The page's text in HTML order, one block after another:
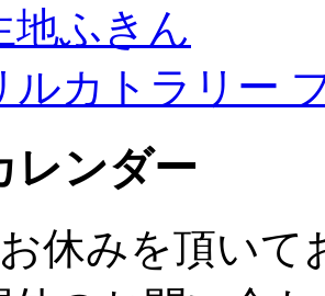
地ふきん
ルカトラリー
レンダー
休みを頂いて